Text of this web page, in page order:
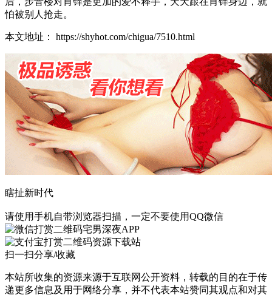
怕被别人抢走。
本文地址： https://shyhot.com/chigua/7510.html
瞎扯新时代
请使用手机自带浏览器扫描，一定不要使用QQ微信
宅男深夜APP
资源下载站
扫一扫分享/收藏
本站所收集的资源来源于互联网公开资料，转载的目的在于传
递更多信息及用于网络分享，并不代表本站赞同其观点和对其